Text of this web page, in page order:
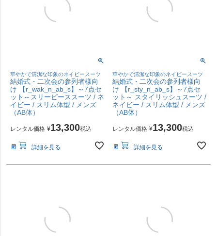
華やかで清潔な印象のネイビースーツ
結婚式・二次会の参列者様向
け 【r_wak_n_ab_s】～7点セ
ット～スリーピーススーツ / ネ
イビー / スリム体型 / メンズ
（AB体）
レンタル価格 ¥13,300税込
詳細を見る
華やかで清潔な印象のネイビースーツ
結婚式・二次会の参列者様向
け 【r_sty_n_ab_s】～7点セ
ット～ スタイリッシュスーツ /
ネイビー / スリム体型 / メンズ
（AB体）
レンタル価格 ¥13,300税込
詳細を見る